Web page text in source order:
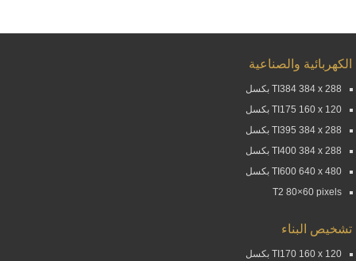
الكهربائية والصناعية
TI384 384 x 288 بكسل
TI175 160 x 120 بكسل
TI395 384 x 288 بكسل
TI400 384 x 288 بكسل
TI600 640 x 480 بكسل
T2 80×60 pixels
تشخيص البناء
TI170 160 x 120 بكسل